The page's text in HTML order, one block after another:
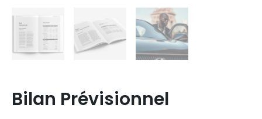
Bilan Prévisionnel